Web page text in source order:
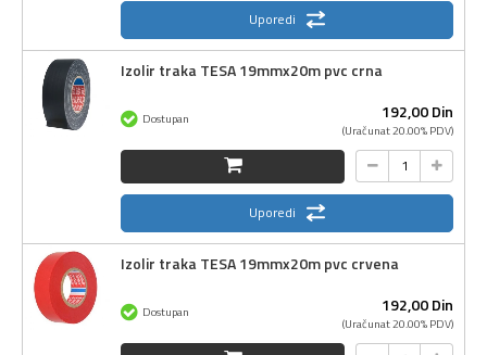
Uporedi
Izolir traka TESA 19mmx20m pvc crna
192,00Din
(Uračunat 20.00% PDV)
Dostupan
Uporedi
Izolir traka TESA 19mmx20m pvc crvena
192,00Din
(Uračunat 20.00% PDV)
Dostupan